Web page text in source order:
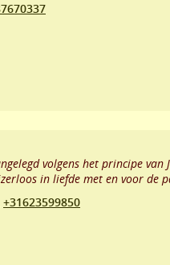
volgens het principe van
in liefde met en voor de
+31623599850